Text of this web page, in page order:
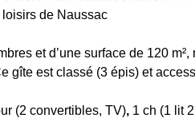
de Naussac
et d’une surface de 120
gîte est classé (3 épis) et
(2 convertibles, TV), 1 ch (1 lit